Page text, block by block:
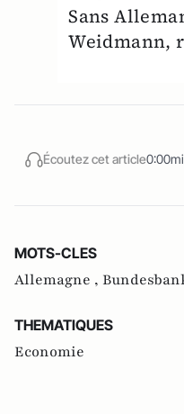
Sans
Weidmann,
Écoutez cet article
MOTS-CLES
Allemagne ,
THEMATIQUES
Economie